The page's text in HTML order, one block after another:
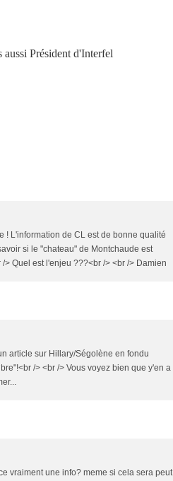
Président d'Interfel
! L'information de CL est de bonne qualité
si le "chateau" de Montchaude est
Quel est l'enjeu ???<br /> <br /> Damien
article sur Hillary/Ségolène en fondu
/> <br /> Vous voyez bien que y'en a
vraiment une info? meme si cela sera peut